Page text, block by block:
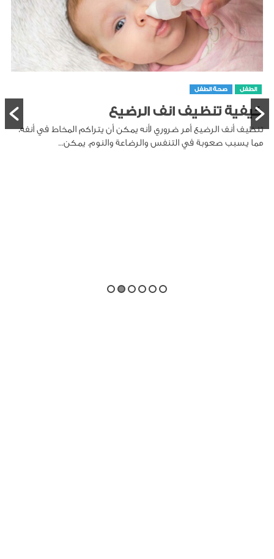
الطفل صحة الطفل
كيفية تنظيف انف الرضيع
تنظيف أنف الرضيع أمر ضروري لأنه يمكن أن يتراكم المخاط في أنفه،
مما يسبب صعوبة في التنفس والرضاعة والنوم. يمكن...